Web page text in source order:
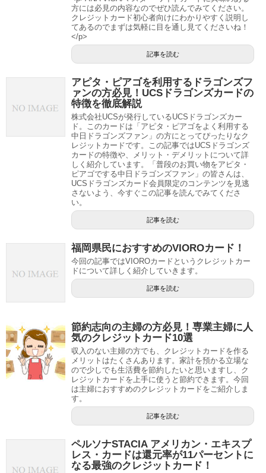
方には必見の内容なのでぜひ読んでみてください。
クレジットカード初心者向けにわかりやすく説明し
てあるのでまずは気軽に目を通し見てくださいね！
</p>
記事を読む
アピタ・ピアゴを利用するドラゴンズフ
ァンの方必見！UCSドラゴンズカードの
特徴を徹底解説
株式会社UCSが発行しているUCSドラゴンズカー
ド。このカードは「アピタ・ピアゴをよく利用する
中日ドラゴンズファン」の方にとってぴったりなク
レジットカードです。この記事ではUCSドラゴンズ
カードの特徴や、メリット・デメリットについて詳
しく紹介しています。「普段のお買い物をアピタ・
ピアゴでする中日ドラゴンズファン」の皆さんは、
UCSドラゴンズカード会員限定のコンテンツを見逃
さないよう、今すぐこの記事を読んでみてくださ
い。
記事を読む
福岡県民におすすめのVIOROカード！
今回の記事ではVIOROカードというクレジットカー
ドについて詳しく紹介していきます。
記事を読む
節約志向の主婦の方必見！専業主婦に人
気のクレジットカード10選
収入のない主婦の方でも、クレジットカードを作る
メリットはたくさんあります。家計を預かる立場な
ので少しでも生活費を節約したいと思いますし、ク
レジットカードを上手に使うと節約できます。今回
は主婦におすすめのクレジットカードをご紹介しま
す。
記事を読む
ペルソナSTACIA アメリカン・エキスプ
レス・カードは還元率が11パーセントに
なる最強のクレジットカード！